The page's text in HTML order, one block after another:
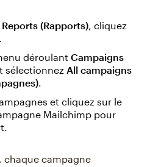
Reports (Rapports), cliquez
.
déroulant Campaigns
sélectionnez All campaigns
.
et cliquez sur le
Mailchimp pour
chaque campagne